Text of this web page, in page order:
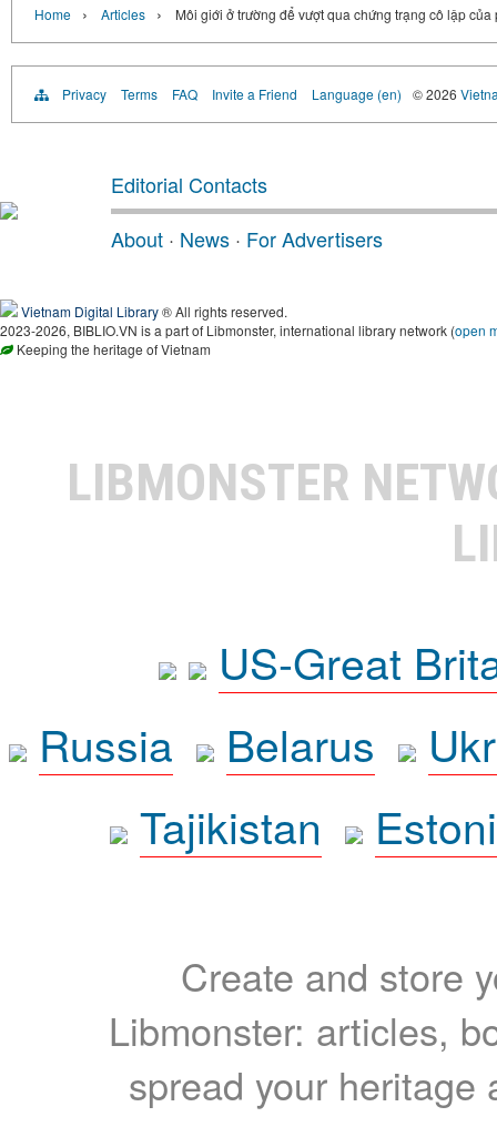
Home › Articles › Môi giới ở trường để vượt qua chứng trạng cô lập của
Privacy Terms FAQ Invite a Friend Language (en) © 2026
Editorial Contacts
About · News · For Advertisers
Vietnam Digital Library® All rights reserved.
2023-2026, BIBLIO.VN is a part of Libmonster, international library network (open
Keeping the heritage of Vietnam
LIBMONSTER
US-Great
Russia
Belarus
Tajikistan
Create and store
Libmonster: articles,
spread your heritage